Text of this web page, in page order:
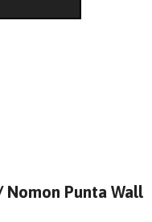
Nomon Punta Wall